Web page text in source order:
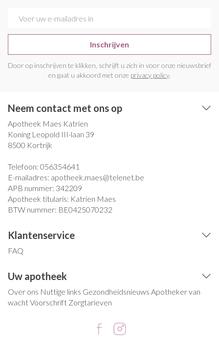
Inschrijven
Door op inschrijven te klikken, schrijft u zich in voor onze nieuwsbrief
en gaat u akkoord met onze privacy policy.
Neem contact met ons op
Apotheek Maes Katrien
Koning Leopold III-laan 39
8500 Kortrijk
Telefoon: 056354641
E-mailadres: apotheek.maes@telenet.be
APB nummer: 342209
Apotheek titularis: Katrien Maes
BTW nummer: BE0425070232
Klantenservice
FAQ
Uw apotheek
Over ons Nuttige links Gezondheidsnieuws Apotheker van
wachtVoorschrift Zorgtarieven